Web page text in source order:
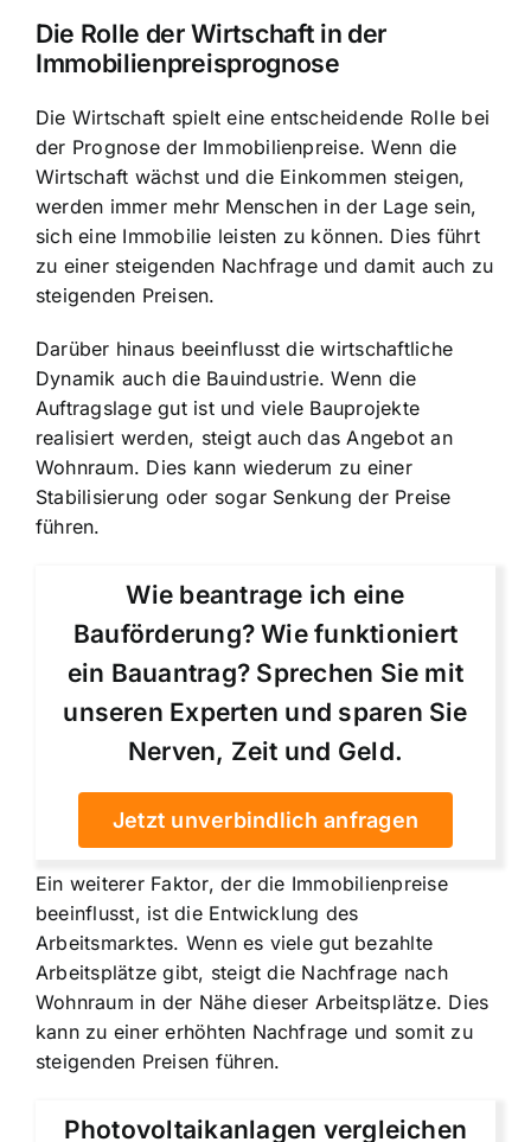
Die Rolle der Wirtschaft in der
Immobilienpreisprognose
Die Wirtschaft spielt eine entscheidende Rolle bei
der Prognose der Immobilienpreise. Wenn die
Wirtschaft wächst und die Einkommen steigen,
werden immer mehr Menschen in der Lage sein,
sich eine Immobilie leisten zu können. Dies führt
zu einer steigenden Nachfrage und damit auch zu
steigenden Preisen.
Darüber hinaus beeinflusst die wirtschaftliche
Dynamik auch die Bauindustrie. Wenn die
Auftragslage gut ist und viele Bauprojekte
realisiert werden, steigt auch das Angebot an
Wohnraum. Dies kann wiederum zu einer
Stabilisierung oder sogar Senkung der Preise
führen.
Wie beantrage ich eine
Bauförderung? Wie funktioniert
ein Bauantrag? Sprechen Sie mit
unseren Experten und sparen Sie
Nerven, Zeit und Geld.
Jetzt unverbindlich anfragen
Ein weiterer Faktor, der die Immobilienpreise
beeinflusst, ist die Entwicklung des
Arbeitsmarktes. Wenn es viele gut bezahlte
Arbeitsplätze gibt, steigt die Nachfrage nach
Wohnraum in der Nähe dieser Arbeitsplätze. Dies
kann zu einer erhöhten Nachfrage und somit zu
steigenden Preisen führen.
Photovoltaikanlagen vergleichen